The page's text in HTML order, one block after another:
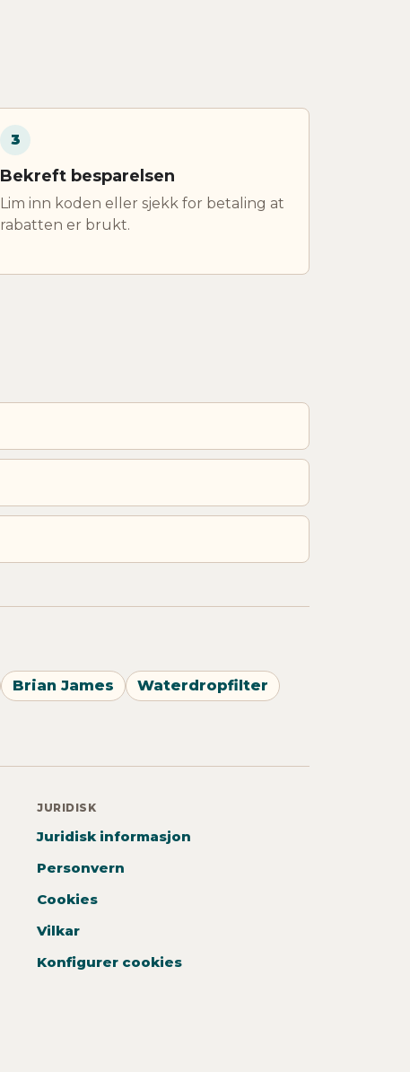
3
Bekreft besparelsen
Lim inn koden eller sjekk for betaling at
rabatten er brukt.
Brian James Waterdropfilter
JURIDISK
Juridisk informasjon
Personvern
Cookies
Vilkar
Konfigurer cookies